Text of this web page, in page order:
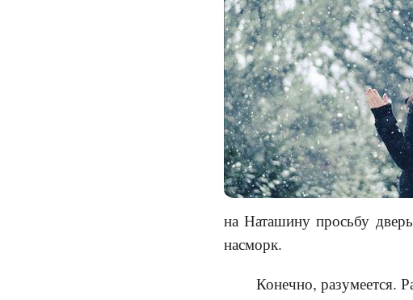
на Наташину просьбу
насморк.
Конечно, разумеется.